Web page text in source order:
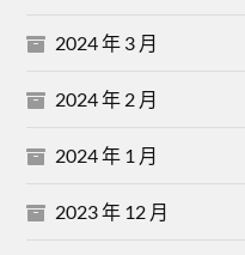
2024 年 3 月
2024 年 2 月
2024 年 1 月
2023 年 12 月